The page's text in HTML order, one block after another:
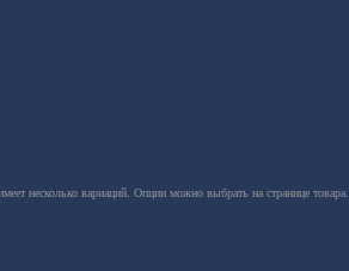
несколько вариаций. Опции можно выбрать на странице товара.